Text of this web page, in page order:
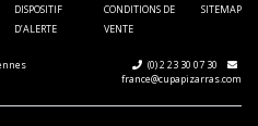
DISPOSITIF
D’ALERTE
CONDITIONS DE
VENTE
SITEMAP
(0) 2 23 30 07 30
france@cupapizarras.com